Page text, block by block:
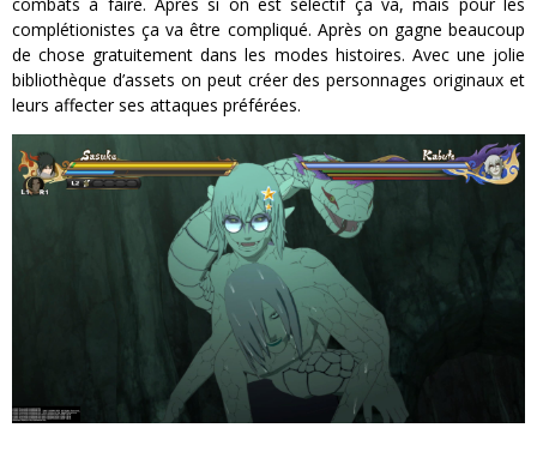
complétionistes ça va être compliqué. Après on gagne beaucoup
de chose gratuitement dans les modes histoires. Avec une jolie
bibliothèque d’assets on peut créer des personnages originaux et
leurs affecter ses attaques préférées.